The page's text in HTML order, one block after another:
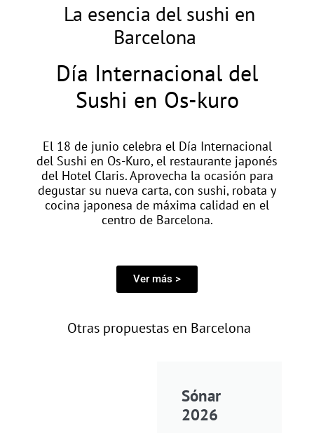
La esencia del sushi en
Barcelona
Día Internacional del
Sushi en Os-kuro
El 18 de junio celebra el Día Internacional
del Sushi en Os-Kuro, el restaurante japonés
del Hotel Claris. Aprovecha la ocasión para
degustar su nueva carta, con sushi, robata y
cocina japonesa de máxima calidad en el
centro de Barcelona.
Ver más >
Otras propuestas en Barcelona
Sónar
2026